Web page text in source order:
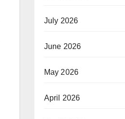
July 2026
June 2026
May 2026
April 2026